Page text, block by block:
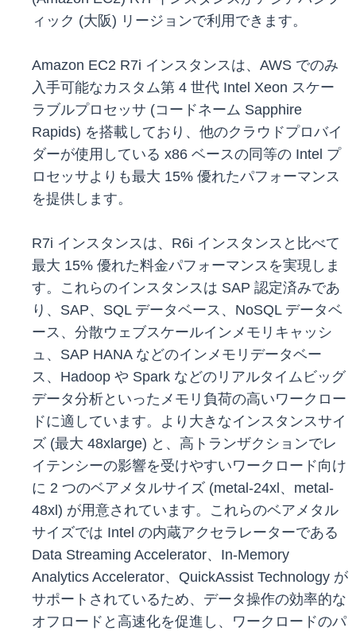
ィック (大阪) リージョンで利用できます。
Amazon EC2 R7i インスタンスは、AWS でのみ
入手可能なカスタム第 4 世代 Intel Xeon スケー
ラブルプロセッサ (コードネーム Sapphire
Rapids) を搭載しており、他のクラウドプロバイ
ダーが使用している x86 ベースの同等の Intel プ
ロセッサよりも最大 15% 優れたパフォーマンス
を提供します。
R7i インスタンスは、R6i インスタンスと比べて
最大 15% 優れた料金パフォーマンスを実現しま
す。これらのインスタンスは SAP 認定済みであ
り、SAP、SQL データベース、NoSQL データベ
ース、分散ウェブスケールインメモリキャッシ
ュ、SAP HANA などのインメモリデータベー
ス、Hadoop や Spark などのリアルタイムビッグ
データ分析といったメモリ負荷の高いワークロー
ドに適しています。より大きなインスタンスサイ
ズ (最大 48xlarge) と、高トランザクションでレ
イテンシーの影響を受けやすいワークロード向け
に 2 つのベアメタルサイズ (metal-24xl、metal-
48xl) が用意されています。これらのベアメタル
サイズでは Intel の内蔵アクセラレーターである
Data Streaming Accelerator、In-Memory
Analytics Accelerator、QuickAssist Technology が
サポートされているため、データ操作の効率的な
オフロードと高速化を促進し、ワークロードのパ